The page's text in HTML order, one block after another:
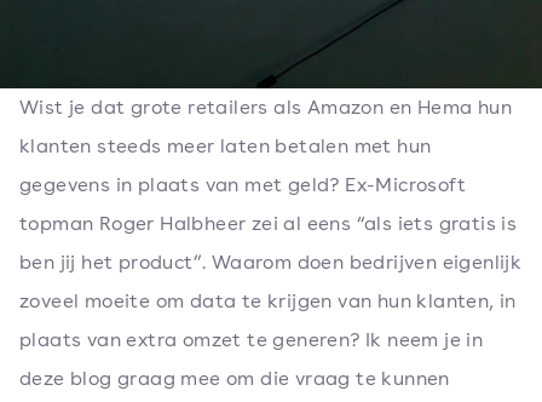
Wist je dat grote retailers als Amazon en Hema hun
klanten steeds meer laten betalen met hun
gegevens in plaats van met geld? Ex-Microsoft
topman Roger Halbheer zei al eens “als iets gratis is
ben jij het product”. Waarom doen bedrijven eigenlijk
zoveel moeite om data te krijgen van hun klanten, in
plaats van extra omzet te generen? Ik neem je in
deze blog graag mee om die vraag te kunnen